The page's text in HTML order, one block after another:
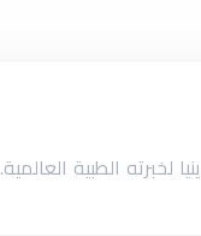
لخبرته الطبية العالمية.